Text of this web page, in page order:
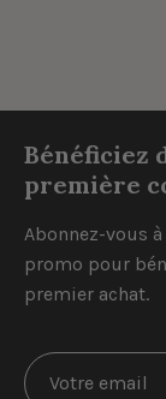
Bénéficiez
première
Abonnez-vous
promo pour
premier achat.